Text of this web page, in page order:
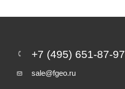
+7 (495) 651-87-97
sale@fgeo.ru